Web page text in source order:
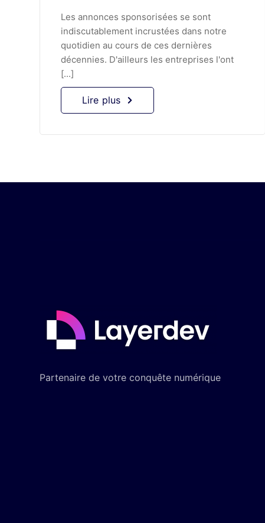
Les annonces sponsorisées se sont
indiscutablement incrustées dans notre
quotidien au cours de ces dernières
décennies. D'ailleurs les entreprises l'ont
[...]
Lire plus
Partenaire de votre conquête numérique